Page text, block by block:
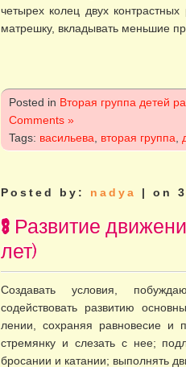
четырех колец двух
матрешку, вкладывать меньшие
Posted in Вторая группа детей
Comments »
Tags: васильева вторая группа
Posted by: nadya | on
8 Развитие
лет)
Создавать условия,
содействовать развитию
лении, сохраняя равновесие и
стремянку и слезать с нее;
бросании и катании; выполнять